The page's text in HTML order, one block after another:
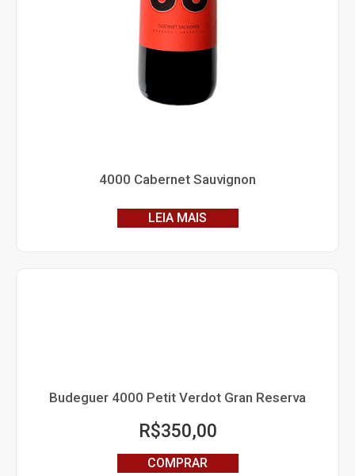
4000 Cabernet Sauvignon
LEIA MAIS
Budeguer 4000 Petit Verdot Gran Reserva
R$350,00
COMPRAR